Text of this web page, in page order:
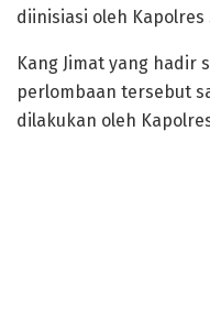
diinisiasi oleh Kapolres
Kang Jimat yang hadir
perlombaan tersebut
dilakukan oleh